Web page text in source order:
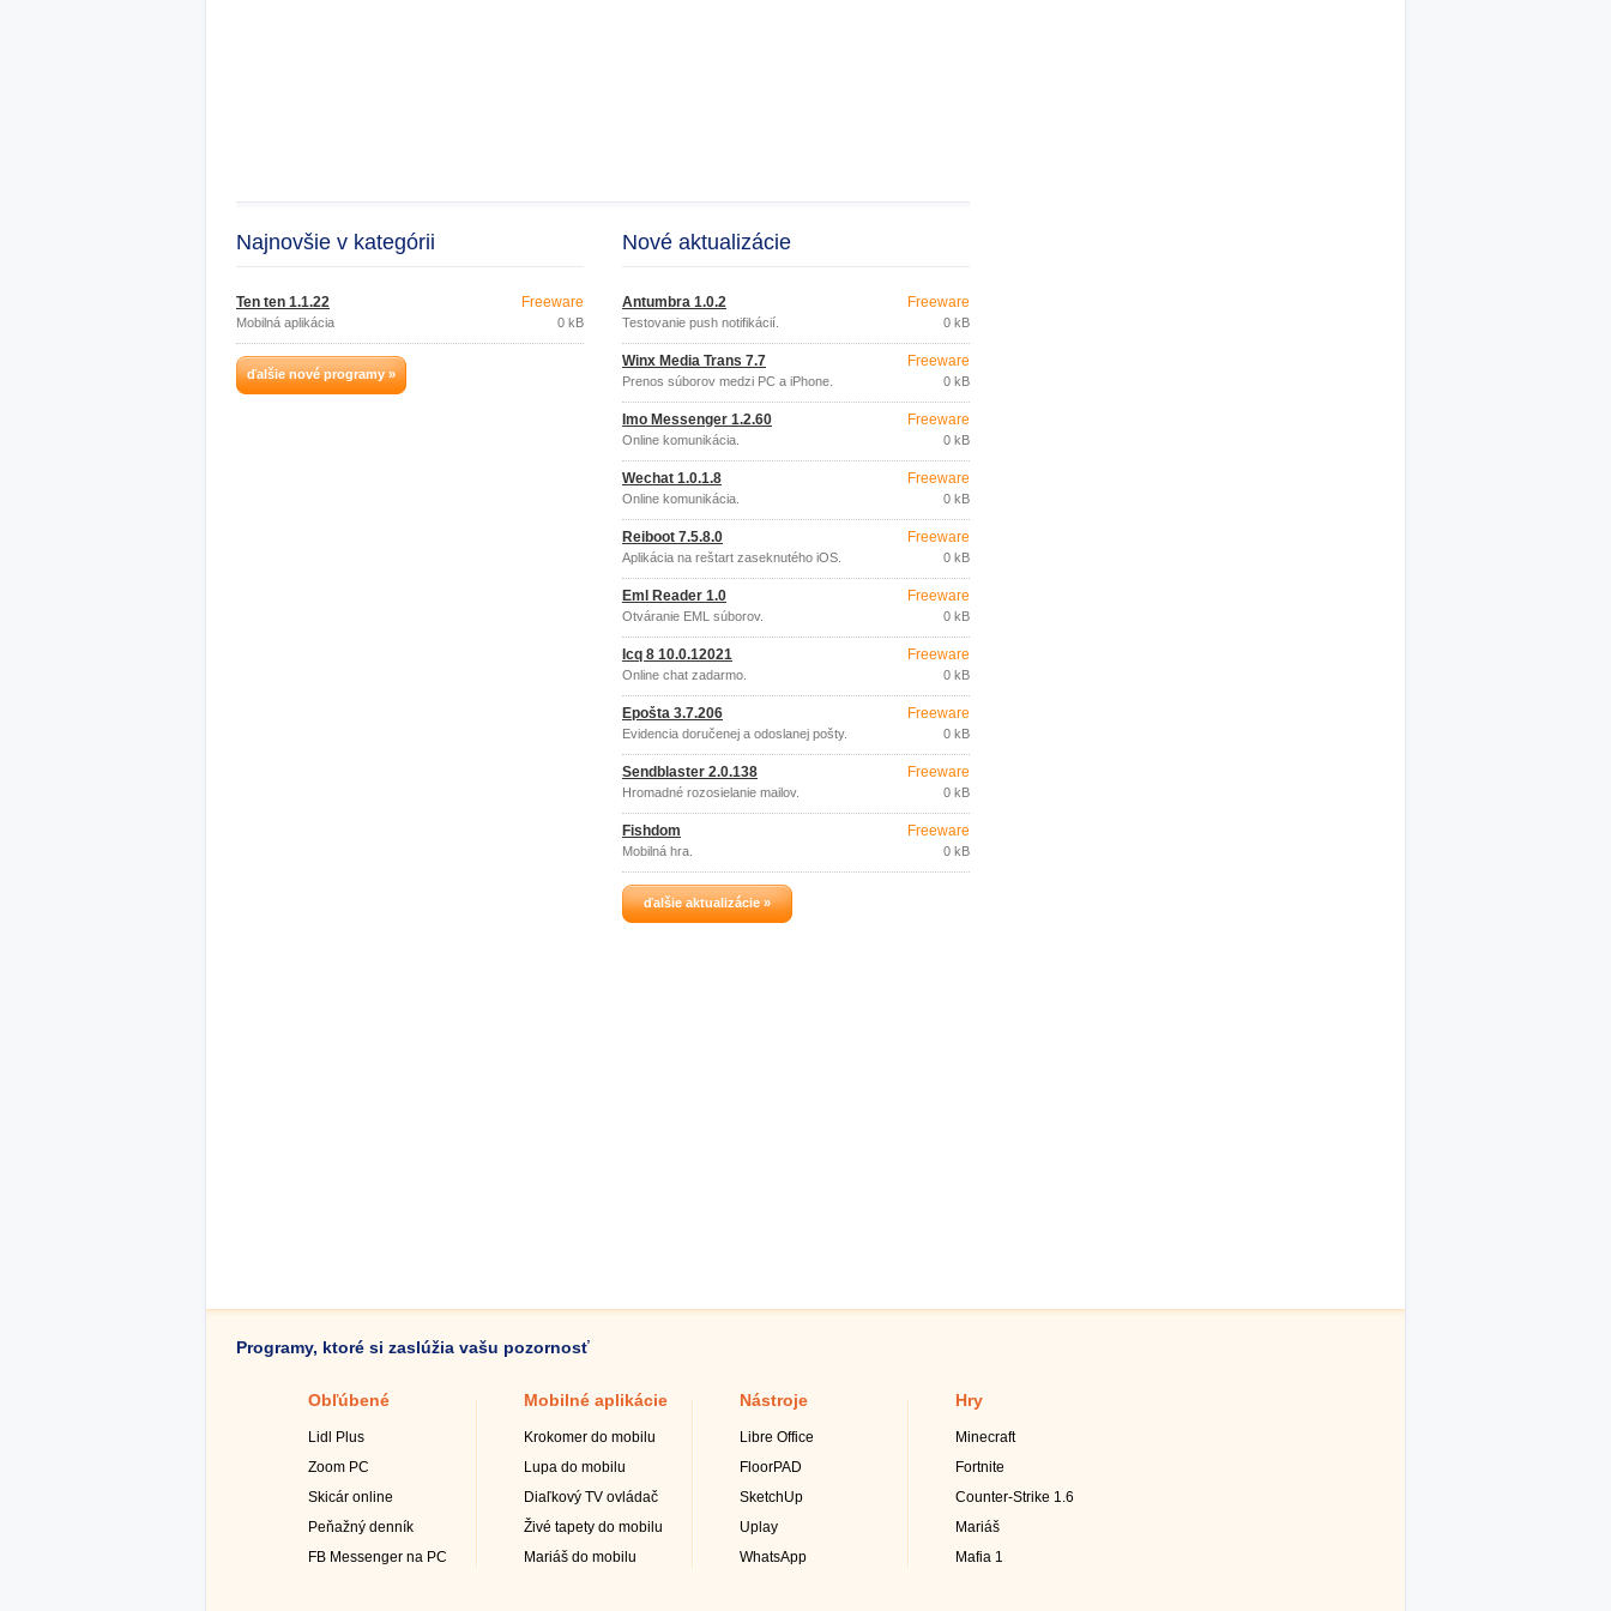
Najnovšie v kategórii
Ten ten 1.1.22
Mobilná aplikácia
Freeware
0 kB
ďalšie nové programy »
Nové aktualizácie
Antumbra 1.0.2
Testovanie push notifikácií.
Freeware
0 kB
Winx Media Trans 7.7
Prenos súborov medzi PC a iPhone.
Freeware
0 kB
Imo Messenger 1.2.60
Online komunikácia.
Freeware
0 kB
Wechat 1.0.1.8
Online komunikácia.
Freeware
0 kB
Reiboot 7.5.8.0
Aplikácia na reštart zaseknutého iOS.
Freeware
0 kB
Eml Reader 1.0
Otváranie EML súborov.
Freeware
0 kB
Icq 8 10.0.12021
Online chat zadarmo.
Freeware
0 kB
Epošta 3.7.206
Evidencia doručenej a odoslanej pošty.
Freeware
0 kB
Sendblaster 2.0.138
Hromadné rozosielanie mailov.
Freeware
0 kB
Fishdom
Mobilná hra.
Freeware
0 kB
ďalšie aktualizácie »
Programy, ktoré si zaslúžia vašu pozornosť
Obľúbené
Lidl Plus
Zoom PC
Skicár online
Peňažný denník
FB Messenger na PC
Mobilné aplikácie
Krokomer do mobilu
Lupa do mobilu
Diaľkový TV ovládač
Živé tapety do mobilu
Mariáš do mobilu
Nástroje
Libre Office
FloorPAD
SketchUp
Uplay
WhatsApp
Hry
Minecraft
Fortnite
Counter-Strike 1.6
Mariáš
Mafia 1